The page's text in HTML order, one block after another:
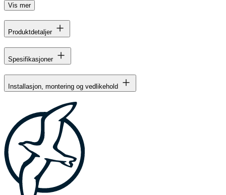
Vis mer
Produktdetaljer
Spesifikasjoner
Installasjon, montering og vedlikehold